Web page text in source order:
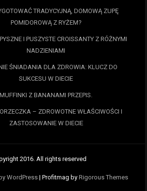
TRADYCYJNĄ, DOMOWĄ ZUPĘ
POMIDOROWĄ Z RYŻEM?
I PUSZYSTE CROISSANTY Z RÓŻNYMI
NADZIENIAMI
ŚNIADANIA DLA ZDROWIA: KLUCZ DO
SUKCESU W DIECIE
MUFFINKI Z BANANAMI PRZEPIS.
– ZDROWOTNE WŁAŚCIWOŚCI I
ZASTOSOWANIE W DIECIE
2016. All rights reserved
WordPress | Profitmag by Rigorous Themes